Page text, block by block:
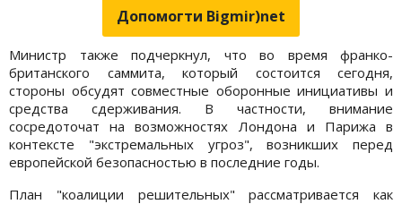
Допомогти Bigmir)net
Министр также подчеркнул, что во время франко-
британского саммита, который состоится сегодня,
стороны обсудят совместные оборонные инициативы и
средства сдерживания. В частности, внимание
сосредоточат на возможностях Лондона и Парижа в
контексте "экстремальных угроз", возникших перед
европейской безопасностью в последние годы.
План "коалиции решительных" рассматривается как